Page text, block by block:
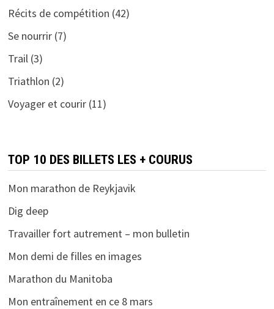
Récits de compétition (42)
Se nourrir(7)
Trail(3)
Triathlon (2)
Voyager et courir(11)
TOP 10 DES BILLETS LES + COURUS
Mon marathon de Reykjavik
Dig deep
Travailler fort autrement – mon bulletin
Mon demi de filles en images
Marathon du Manitoba
Mon entraînement en ce 8 mars